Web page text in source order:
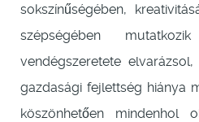
sokszínűségében,
szépségében
vendégszeretete
gazdasági fejlettség hiánya
köszönhetően mindenhol